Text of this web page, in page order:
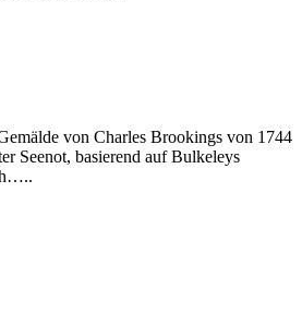
von Charles Brookings von 1744
Seenot, basierend auf Bulkeleys